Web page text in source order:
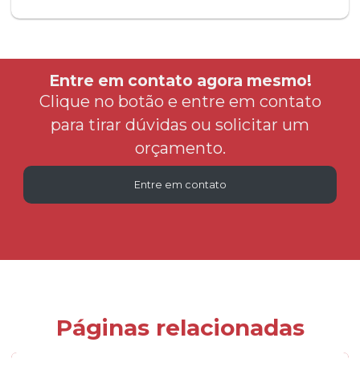
Entre em contato agora mesmo!
Clique no botão e entre em contato
para tirar dúvidas ou solicitar um
orçamento.
Entre em contato
Páginas relacionadas